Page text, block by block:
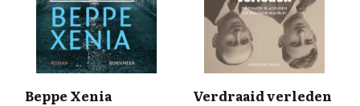
Beppe Xenia
Verdraaid verleden